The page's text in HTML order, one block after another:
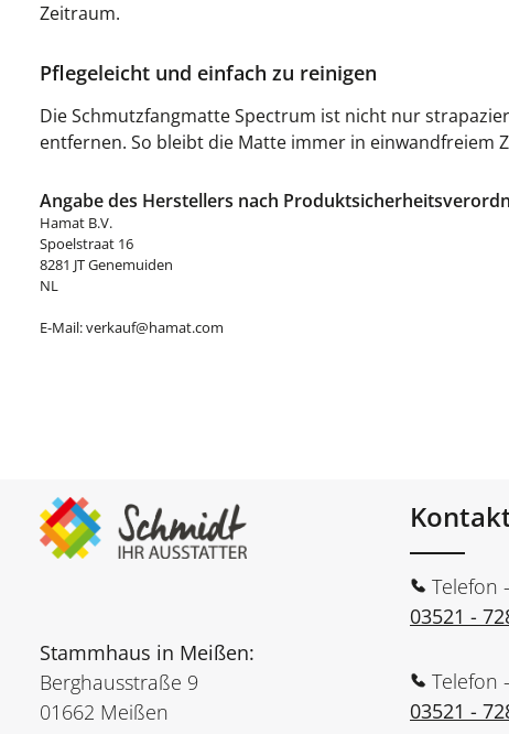
Zeitraum.
Pflegeleicht und einfach zu reinigen
Die Schmutzfangmatte Spectrum ist nicht nur
entfernen. So bleibt die Matte immer in einwandfreiem
Angabe des Herstellers nach
Hamat B.V.
Spoelstraat 16
8281 JT Genemuiden
NL
E-Mail: verkauf@hamat.com
Stammhaus in Meißen:
Berghausstraße 9
01662 Meißen
Telefon
03521 -
Telefon
03521 -